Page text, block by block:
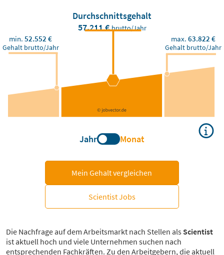
Durchschnittsgehalt
57.211 €brutto/Jahr
min.52.552 €
Gehalt brutto/Jahr
max.63.822 €
Gehalt brutto/Jahr
Jahr Monat
Mein Gehalt vergleichen
Scientist Jobs
Die Nachfrage auf dem Arbeitsmarkt nach Stellen als Scientist
ist aktuell hoch und viele Unternehmen suchen nach
entsprechenden Fachkräften. Zu den Arbeitgebern, die aktuell